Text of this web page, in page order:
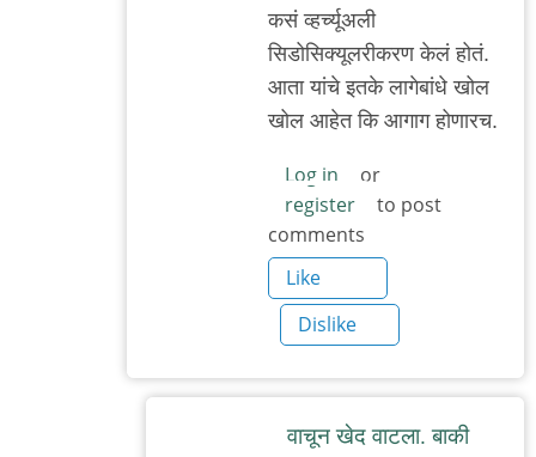
सहमत
मी
कसं व्हर्च्यूअली
सिडोसिक्यूलरीकरण केलं होतं.
आता यांचे इतके लागेबांधे खोल
खोल आहेत कि आगाग होणारच.
Log in
or
register
to post
comments
Like
Dislike
वाचून खेद वाटला. बाकी